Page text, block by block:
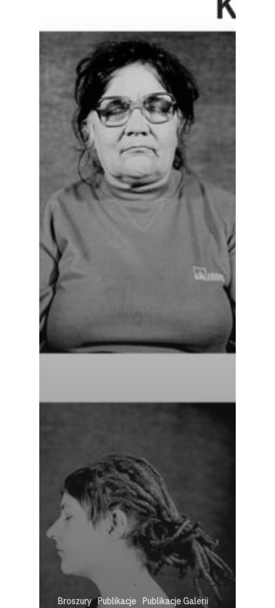
Broszury Publikacje Publikacje Galerii